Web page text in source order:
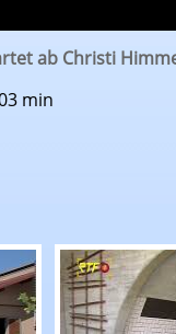
ab Christi
min
des
RTF.1-